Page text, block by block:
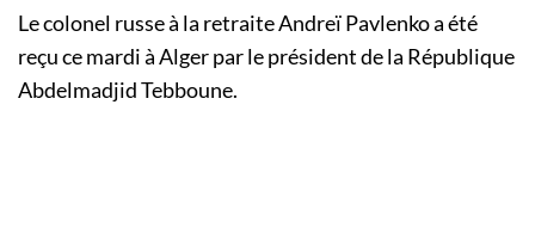
Le colonel russe à la retraite Andreï Pavlenko a été
reçu ce mardi à Alger par le président de la République
Abdelmadjid Tebboune.